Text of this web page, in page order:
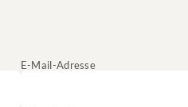
E-Mail-Adresse